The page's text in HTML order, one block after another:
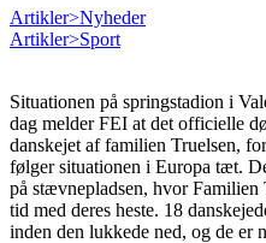
Artikler>Nyheder
Artikler>Sport
Situationen på springstadion i
dag melder FEI at det officielle
danskejet af familien Truelsen,
følger situationen i Europa tæt.
på stævnepladsen, hvor Familien
tid med deres heste. 18
inden den lukkede ned, og de er